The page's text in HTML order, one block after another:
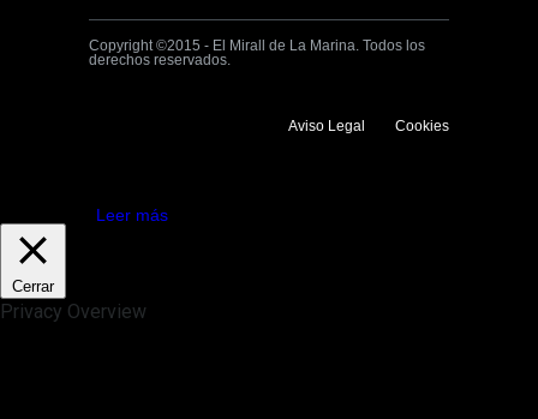
Copyright ©2015 - El Mirall de La Marina. Todos los
derechos reservados.
Aviso Legal Cookies
Leer más
Cerrar
Privacy Overview